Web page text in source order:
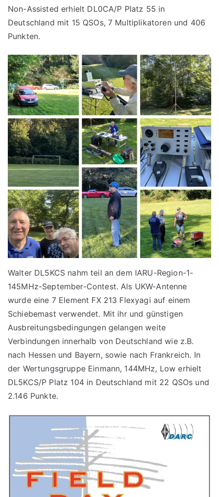
Non-Assisted erhielt DL0CA/P Platz 55 in
Deutschland mit 15 QSOs, 7 Multiplikatoren und 406
Punkten.
Walter DL5KCS nahm teil an dem IARU-Region-1-
145MHz-September-Contest. Als UKW-Antenne
wurde eine 7 Element FX 213 Flexyagi auf einem
Schiebemast verwendet. Mit ihr und günstigen
Ausbreitungsbedingungen gelangen weite
Verbindungen innerhalb von Deutschland wie z.B.
nach Hessen und Bayern, sowie nach Frankreich. In
der Wertungsgruppe Einmann, 144MHz, Low erhielt
DL5KCS/P Platz 104 in Deutschland mit 22 QSOs und
2.146 Punkte.